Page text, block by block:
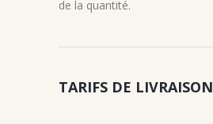
de la quantité.
TARIFS DE LIVRAISON